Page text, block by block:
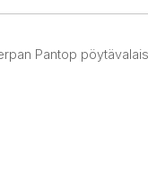
Pantop